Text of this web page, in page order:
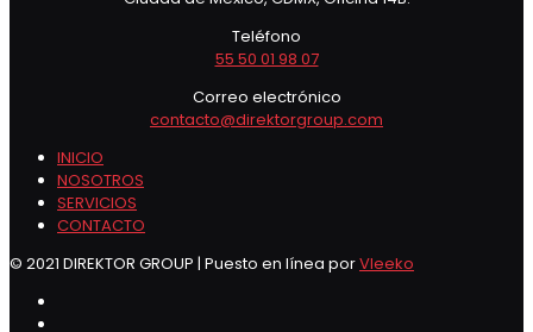
Teléfono
55 50 01 98 07
Correo electrónico
contacto@direktorgroup.com
INICIO
NOSOTROS
SERVICIOS
CONTACTO
© 2021 DIREKTOR GROUP | Puesto en línea porVleeko